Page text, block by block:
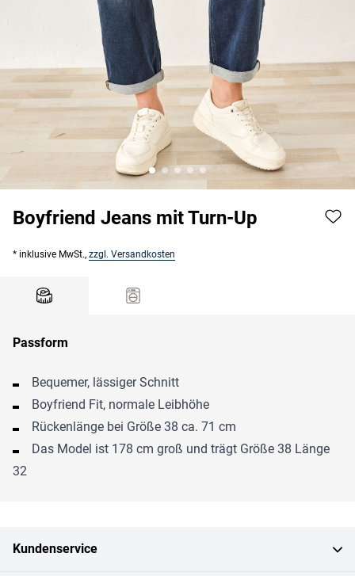
Boyfriend Jeans mit Turn-Up
* inklusive MwSt., zzgl. Versandkosten
Passform
Bequemer, lässiger Schnitt
Boyfriend Fit, normale Leibhöhe
Rückenlänge bei Größe 38 ca. 71 cm
Das Model ist 178 cm groß und trägt Größe 38 Länge
32
Kundenservice